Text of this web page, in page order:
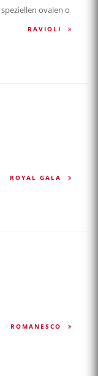
ovalen o
RAVIOLI
ROYAL GALA
ROMANESCO